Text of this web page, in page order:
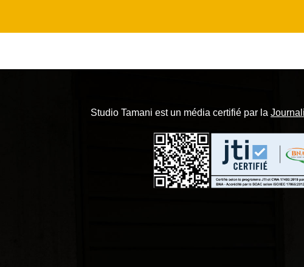
Studio Tamani est un média certifié par la